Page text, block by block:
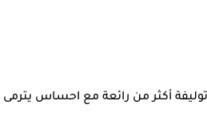
أكثر من رائعة مع احساس